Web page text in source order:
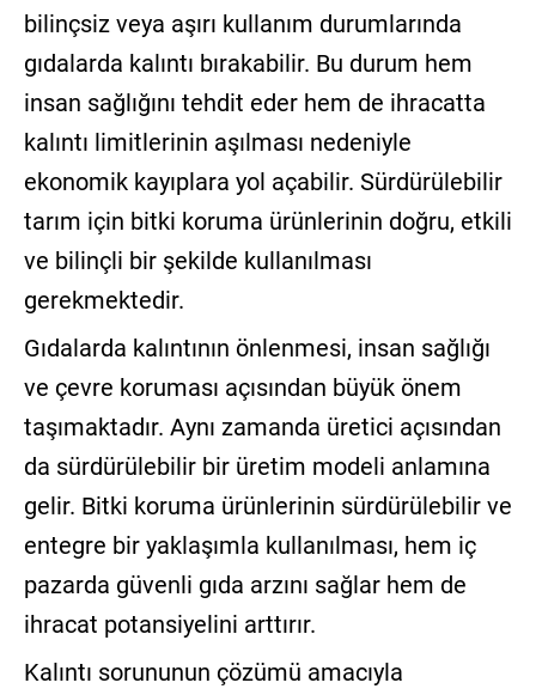
bilinçsiz veya aşırı kullanım durumlarında
gıdalarda kalıntı bırakabilir. Bu durum hem
insan sağlığını tehdit eder hem de ihracatta
kalıntı limitlerinin aşılması nedeniyle
ekonomik kayıplara yol açabilir. Sürdürülebilir
tarım için bitki koruma ürünlerinin doğru, etkili
ve bilinçli bir şekilde kullanılması
gerekmektedir.
Gıdalarda kalıntının önlenmesi, insan sağlığı
ve çevre koruması açısından büyük önem
taşımaktadır. Aynı zamanda üretici açısından
da sürdürülebilir bir üretim modeli anlamına
gelir. Bitki koruma ürünlerinin sürdürülebilir ve
entegre bir yaklaşımla kullanılması, hem iç
pazarda güvenli gıda arzını sağlar hem de
ihracat potansiyelini arttırır.
Kalıntı sorununun çözümü amacıyla